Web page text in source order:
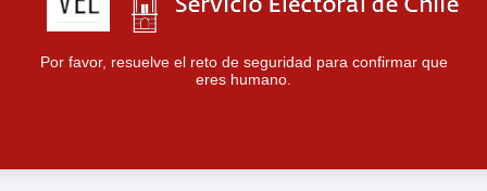
Por favor, resuelve el reto de seguridad para confirmar que
eres humano.